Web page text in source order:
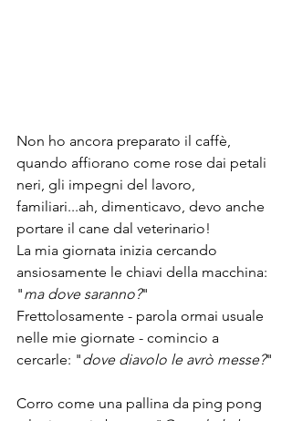
Non ho ancora preparato il caffè,
quando affiorano come rose dai petali
neri, gli impegni del lavoro,
familiari...ah, dimenticavo, devo anche
portare il cane dal veterinario!
La mia giornata inizia cercando
ansiosamente le chiavi della macchina:
"ma dove saranno?"
Frettolosamente - parola ormai usuale
nelle mie giornate - comincio a
cercarle: "dove diavolo le avrò messe?"
Corro come una pallina da ping pong